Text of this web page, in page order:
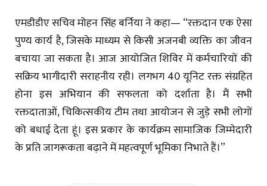
एमडीडीए सचिव मोहन सिंह बर्निया ने कहा— “रक्तदान एक ऐसा
पुण्य कार्य है, जिसके माध्यम से किसी अजनबी व्यक्ति का जीवन
बचाया जा सकता है। आज आयोजित शिविर में कर्मचारियों की
सक्रिय भागीदारी सराहनीय रही। लगभग 40 यूनिट रक्त संग्रहित
होना इस अभियान की सफलता को दर्शाता है। मैं सभी
रक्तदाताओं, चिकित्सकीय टीम तथा आयोजन से जुड़े सभी लोगों
को बधाई देता हूं। इस प्रकार के कार्यक्रम सामाजिक जिम्मेदारी
के प्रति जागरूकता बढ़ाने में महत्वपूर्ण भूमिका निभाते हैं।”